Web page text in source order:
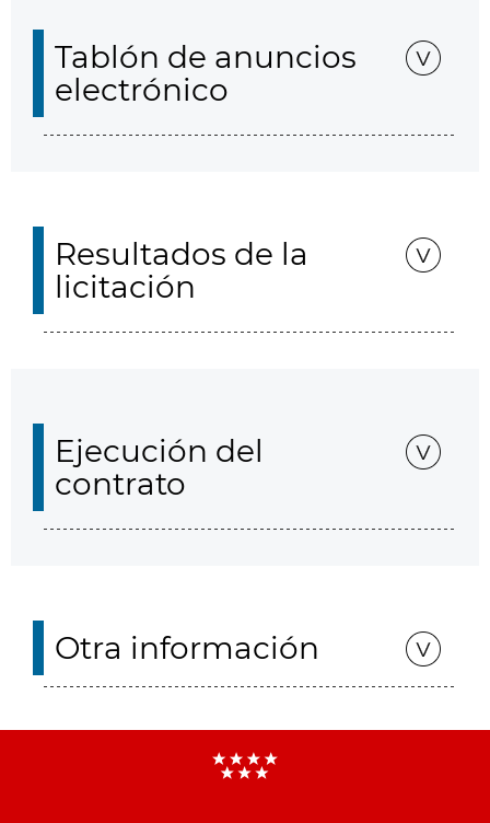
Tablón de anuncios
electrónico
Resultados de la
licitación
Ejecución del
contrato
Otra información